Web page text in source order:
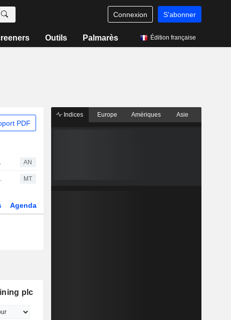
Connexion S'abonner
Outils Palmarès Édition française
PDF
à l'Asie AN
" Conserver » maintenue MT
Agenda
plc
Indices Europe Amériques Asie